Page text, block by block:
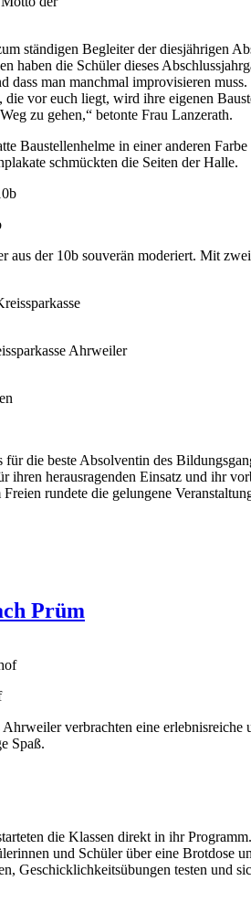
ständigen Begleiter der diesjährigen
haben die Schüler dieses
man manchmal improvisieren
vor euch liegt, wird ihre eigenen
zu gehen,“ betonte Frau Lanzerath.
Baustellenhelme in einer anderen
schmückten die Seiten der Halle.
der 10b souverän moderiert. Mit
Ahrweiler
die beste Absolventin des
herausragenden Einsatz und ihr
rundete die gelungene
Prüm
verbrachten eine erlebnisreiche
Spaß.
die Klassen direkt in ihr
und Schüler über eine
Geschicklichkeitsübungen testen und